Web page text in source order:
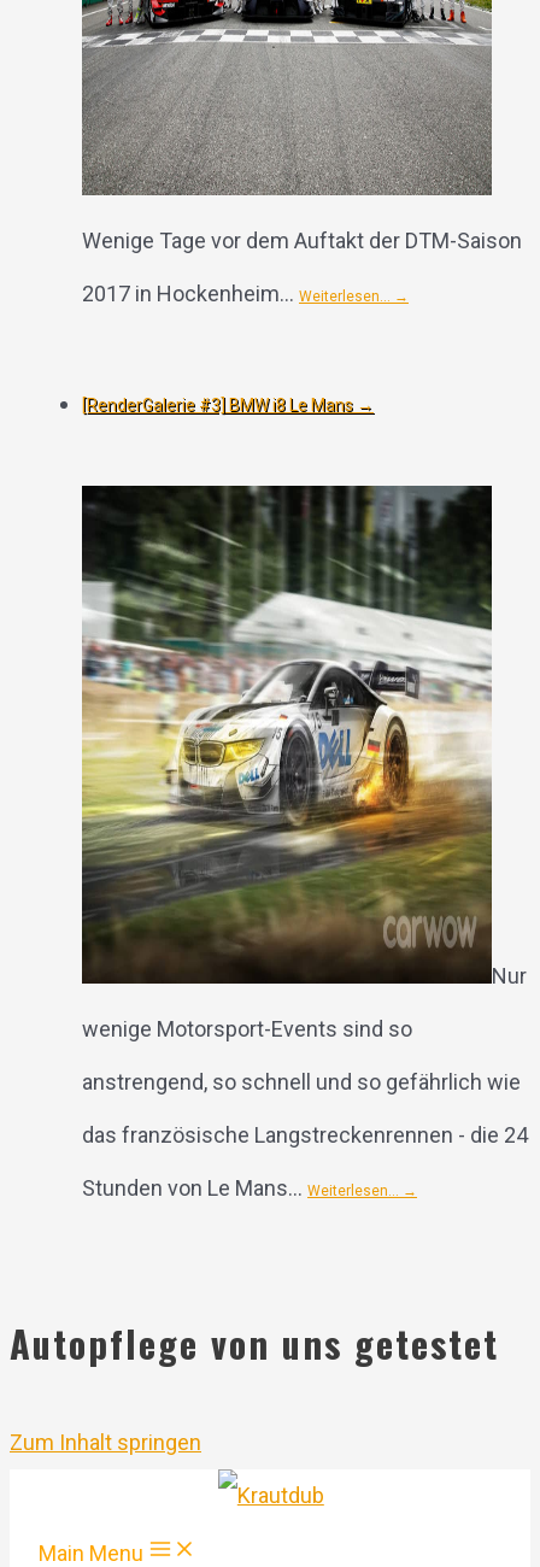
Wenige Tage vor dem Auftakt der DTM-Saison
2017 in Hockenheim… Weiterlesen… →
[RenderGalerie #3] BMW i8 Le Mans →
Nur
wenige Motorsport-Events sind so
anstrengend, so schnell und so gefährlich wie
das französische Langstreckenrennen - die 24
Stunden von Le Mans... Weiterlesen… →
Autopflege von uns getestet
Zum Inhalt springen
Main Menu